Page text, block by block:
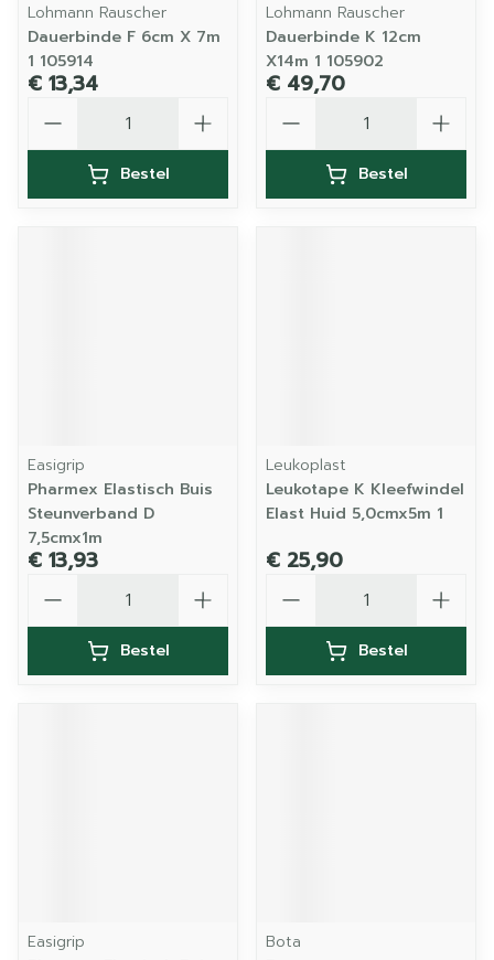
Lohmann Rauscher
Dauerbinde F 6cm X 7m
1 105914
€ 13,34
Bestel
Lohmann Rauscher
Dauerbinde K 12cm
X14m 1 105902
€ 49,70
Bestel
Easigrip
Pharmex Elastisch Buis
Steunverband D
7,5cmx1m
€ 13,93
Bestel
Leukoplast
Leukotape K Kleefwindel
Elast Huid 5,0cmx5m 1
€ 25,90
Bestel
Easigrip
Bota